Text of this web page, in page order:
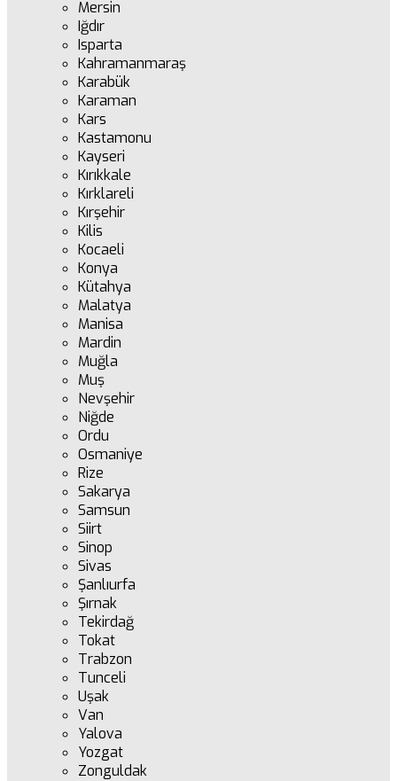
Mersin
Iğdır
Isparta
Kahramanmaraş
Karabük
Karaman
Kars
Kastamonu
Kayseri
Kırıkkale
Kırklareli
Kırşehir
Kilis
Kocaeli
Konya
Kütahya
Malatya
Manisa
Mardin
Muğla
Muş
Nevşehir
Niğde
Ordu
Osmaniye
Rize
Sakarya
Samsun
Siirt
Sinop
Sivas
Şanlıurfa
Şırnak
Tekirdağ
Tokat
Trabzon
Tunceli
Uşak
Van
Yalova
Yozgat
Zonguldak